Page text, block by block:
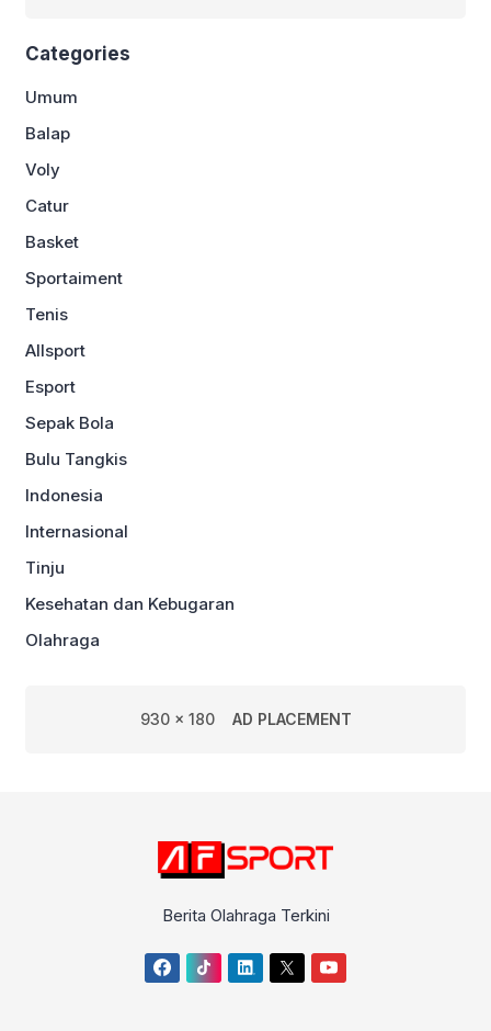
Categories
Umum
Balap
Voly
Catur
Basket
Sportaiment
Tenis
Allsport
Esport
Sepak Bola
Bulu Tangkis
Indonesia
Internasional
Tinju
Kesehatan dan Kebugaran
Olahraga
930 x 180 AD PLACEMENT
Berita Olahraga Terkini